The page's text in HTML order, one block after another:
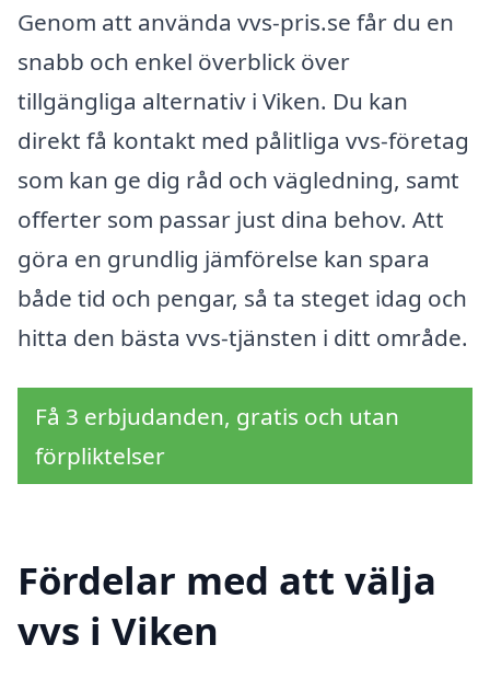
Genom att använda vvs-pris.se får du en
snabb och enkel överblick över
tillgängliga alternativ i Viken. Du kan
direkt få kontakt med pålitliga vvs-företag
som kan ge dig råd och vägledning, samt
offerter som passar just dina behov. Att
göra en grundlig jämförelse kan spara
både tid och pengar, så ta steget idag och
hitta den bästa vvs-tjänsten i ditt område.
Få 3 erbjudanden, gratis och utan
förpliktelser
Fördelar med att välja
vvs i Viken